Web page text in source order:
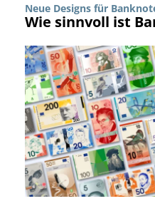
Neue Designs für
Wie sinnvoll ist